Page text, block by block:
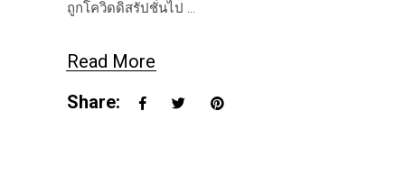
ถูกโควิดดิสรัปชั่นไป
Read More
Share: